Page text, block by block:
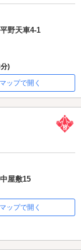
野天車4-1
)
ップで開く
屋敷15
ップで開く